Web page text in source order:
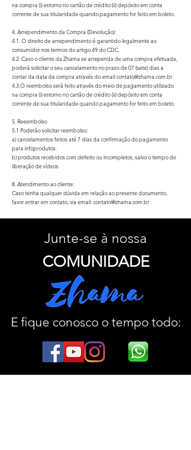
na compra (i) estorno no cartão de crédito (ii) depósito em conta
corrente de sua titularidade quando pagamento for feito em boleto.
4. Arrependimento da Compra (Devolução):
4.1. O direito de arrependimento é garantido legalmente ao
consumidor nos termos do artigo 49 do CDC.
4.2. Caso o cliente da Zhama se arrependa de uma compra efetuada,
poderá solicitar o seu cancelamento no prazo de 07 (sete) dias a
contar da data da compra através do emailcontato@zhama.com.br
4.3.O reembolso será feito através do meio de pagamento utilizado
na compra (i) estorno no cartão de crédito (ii) depósito em conta
corrente de sua titularidade quando pagamento for feito em boleto.
5. Reeembolso
5.1 Poderão solicitar reembolso:
a) cancelamentos feitos até 7 dias da confirmação do pagamento
para infoprodutos.
b) produtos recebidos com defeito ou incompletos, salvo o tempo de
liberação de vídeos
8. Atendimento ao cliente:
Caso tenha qualquer dúvida em relação ao presente documento,
favor entrar em contato, via email:contato@zhama.com.br
Junte-se à nossa
COMUNIDADE
E fique conosco o tempo todo: